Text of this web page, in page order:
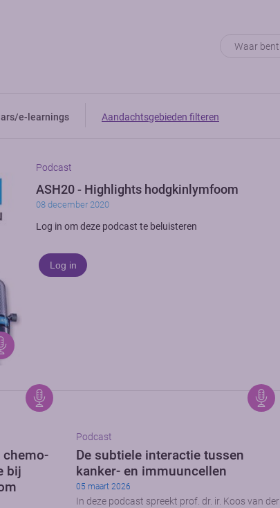
e-learnings Aandachtsgebieden filteren
Podcast
ASH20 - Highlights hodgkinlymfoom
08 december 2020
Log in om deze podcast te beluisteren
Log in
chemo-
bij
Podcast
De subtiele interactie tussen
kanker- en immuuncellen
05 maart 2026
In deze podcast spreekt prof. dr. ir. Koos van der